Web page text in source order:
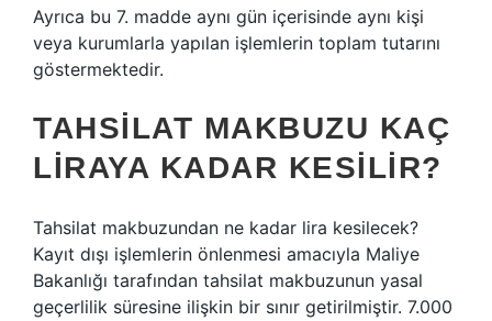
Ayrıca bu 7. madde aynı gün içerisinde aynı kişi
veya kurumlarla yapılan işlemlerin toplam tutarını
göstermektedir.
TAHSILAT MAKBUZU KAÇ
LIRAYA KADAR KESILIR?
Tahsilat makbuzundan ne kadar lira kesilecek?
Kayıt dışı işlemlerin önlenmesi amacıyla Maliye
Bakanlığı tarafından tahsilat makbuzunun yasal
geçerlilik süresine ilişkin bir sınır getirilmiştir. 7.000